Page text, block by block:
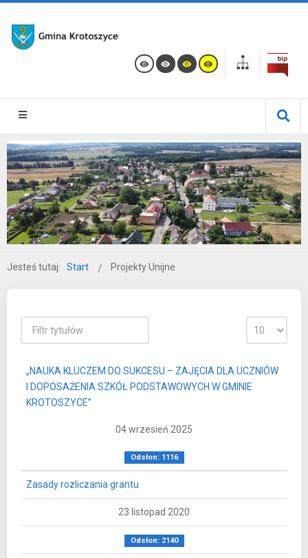
Jesteś tutaj: Start Projekty Unijne
„NAUKA KLUCZEM DO SUKCESU – ZAJĘCIA DLA UCZNIÓW
I DOPOSAŻENIA SZKÓŁ PODSTAWOWYCH W GMINIE
KROTOSZYCE”
04 wrzesień 2025
Odsłon: 1116
Zasady rozliczania grantu
23 listopad 2020
Odsłon: 2140